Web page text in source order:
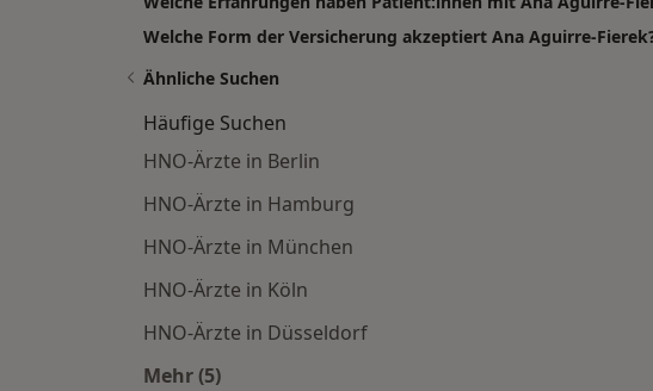
Welche Form der Versicherung akzeptiert Ana Aguirre-
Ähnliche Suchen
Häufige Suchen
HNO-Ärzte in Berlin
HNO-Ärzte in Hamburg
HNO-Ärzte in München
HNO-Ärzte in Köln
HNO-Ärzte in Düsseldorf
Mehr (5)